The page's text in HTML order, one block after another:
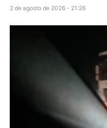
2 de agosto de 2026 - 21:26